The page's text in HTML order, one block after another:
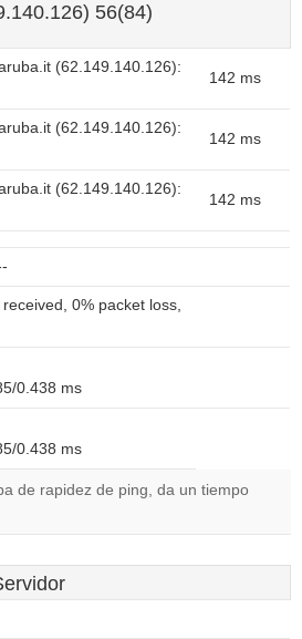
56(84)
(62.149.140.126):
142 ms
(62.149.140.126):
142 ms
(62.149.140.126):
142 ms
0% packet loss,
0.438 ms
0.438 ms
de rapidez de ping, da un tiempo